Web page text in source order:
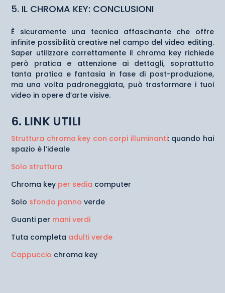
5. IL CHROMA KEY: CONCLUSIONI
È sicuramente una tecnica affascinante che offre
infinite possibilità creative nel campo del video editing.
Saper utilizzare correttamente il chroma key richiede
però pratica e attenzione ai dettagli, soprattutto
tanta pratica e fantasia in fase di post-produzione,
ma una volta padroneggiata, può trasformare i tuoi
video in opere d’arte visive.
6. LINK UTILI
Struttura chroma key con corpi illuminanti: quando hai
spazio è l’ideale
Solo struttura
Chroma key per sedia computer
Solo sfondo panno verde
Guanti per mani verdi
Tuta completa adulti verde
Cappuccio chroma key